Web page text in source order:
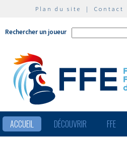
Plan du site | Contact
Rechercher un joueur
ACCUEIL DÉCOUVRIR FFE